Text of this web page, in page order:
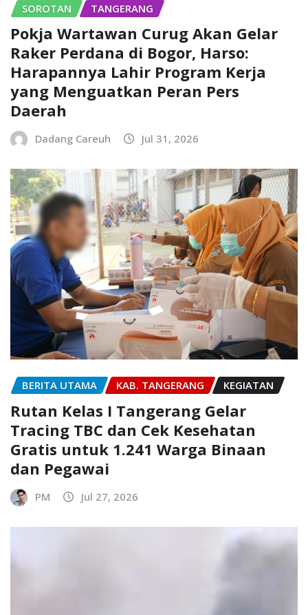
SOROTAN
TANGERANG
Pokja Wartawan Curug Akan Gelar
Raker Perdana di Bogor, Harso:
Harapannya Lahir Program Kerja
yang Menguatkan Peran Pers
Daerah
Dadang Careuh Jul 31, 2026
BERITA UTAMA KAB. TANGERANG KEGIATAN
Rutan Kelas I Tangerang Gelar
Tracing TBC dan Cek Kesehatan
Gratis untuk 1.241 Warga Binaan
dan Pegawai
PM Jul 27, 2026